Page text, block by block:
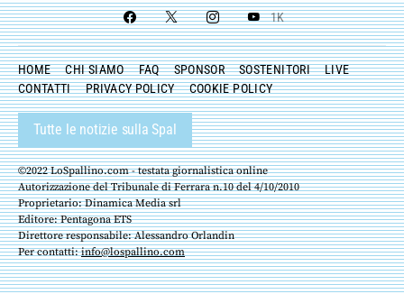
1K
HOME CHI SIAMO FAQ SPONSOR SOSTENITORI
LIVE
CONTATTI
PRIVACY POLICY COOKIE POLICY
Tutte le notizie sulla Spal
©2022 LoSpallino.com - testata giornalistica online
Autorizzazione del Tribunale di Ferrara n.10 del 4/10/2010
Proprietario: Dinamica Media srl
Editore: Pentagona ETS
Direttore responsabile: Alessandro Orlandin
Per contatti:info@lospallino.com